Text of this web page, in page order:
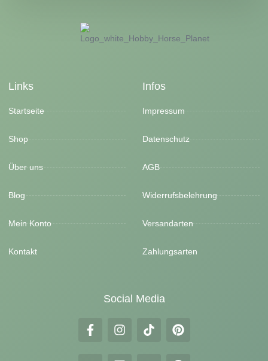
Links
Startseite
Shop
Über uns
Blog
Mein Konto
Kontakt
Infos
Impressum
Datenschutz
AGB
Widerrufsbelehrung
Versandarten
Zahlungsarten
Social Media